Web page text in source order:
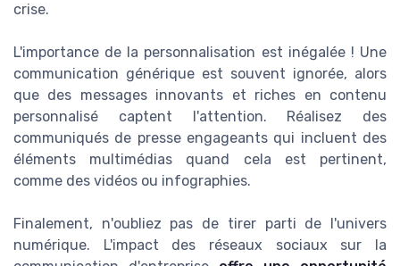
crise.
L'importance de la personnalisation est inégalée ! Une
communication générique est souvent ignorée, alors
que des messages innovants et riches en contenu
personnalisé captent l'attention. Réalisez des
communiqués de presse engageants qui incluent des
éléments multimédias quand cela est pertinent,
comme des vidéos ou infographies.
Finalement, n'oubliez pas de tirer parti de l'univers
numérique. L'impact des réseaux sociaux sur la